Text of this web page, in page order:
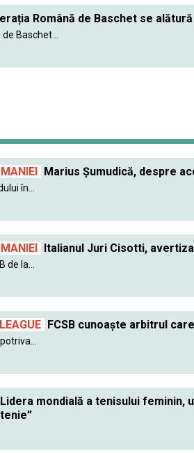
Română de Baschet se
Baschet...
Marius Șumudică, despre
în...
Italianul Juri Cisotti,
la...
FCSB cunoaște arbitrul
Lidera mondială a tenisului feminin,